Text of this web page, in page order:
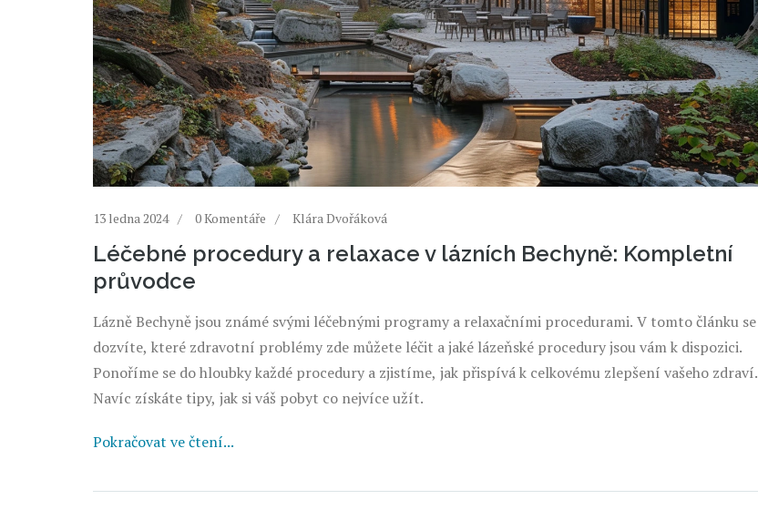
13 ledna 2024 0 Komentáře Klára Dvořáková
Léčebné procedury a relaxace v lázních Bechyně: Kompletní
průvodce
Lázně Bechyně jsou známé svými léčebnými programy a relaxačními procedurami. V tomto článku se
dozvíte, které zdravotní problémy zde můžete léčit a jaké lázeňské procedury jsou vám k dispozici.
Ponoříme se do hloubky každé procedury a zjistíme, jak přispívá k celkovému zlepšení vašeho zdraví.
Navíc získáte tipy, jak si váš pobyt co nejvíce užít.
Pokračovat ve čtení...